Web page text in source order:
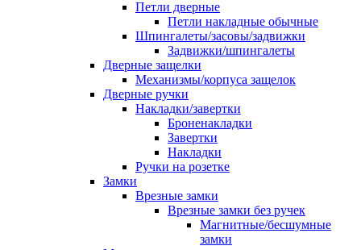
Петли дверные
Петли накладные обычные
Шпингалеты/засовы/задвижки
Задвижки/шпингалеты
Дверные защелки
Механизмы/корпуса защелок
Дверные ручки
Накладки/завертки
Броненакладки
Завертки
Накладки
Ручки на розетке
Замки
Врезные замки
Врезные замки без ручек
Магнитные/бесшумные
замки